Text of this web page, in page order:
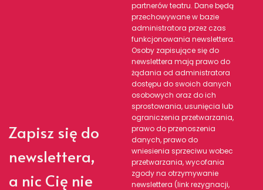
Zapisz się do
newslettera,
a nic Cię nie
partnerów teatru. Dane będą
przechowywane w bazie
administratora przez czas
funkcjonowania newslettera.
Osoby zapisujące się do
newslettera mają prawo do
żądania od administratora
dostępu do swoich danych
osobowych oraz do ich
sprostowania, usunięcia lub
ograniczenia przetwarzania,
prawo do przenoszenia
danych, prawo do
wniesienia sprzeciwu wobec
przetwarzania, wycofania
zgody na otrzymywanie
newslettera (link rezygnacji,